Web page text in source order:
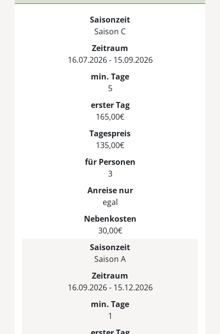
Saisonzeit
Saison C
Zeitraum
16.07.2026 - 15.09.2026
min. Tage
5
erster Tag
165,00€
Tagespreis
135,00€
für Personen
3
Anreise nur
egal
Nebenkosten
30,00€
Saisonzeit
Saison A
Zeitraum
16.09.2026 - 15.12.2026
min. Tage
1